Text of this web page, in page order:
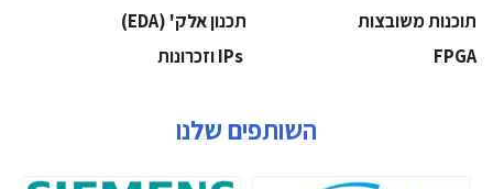
‫תוכנות משובצות‬
‫תכנון אלק' (‪(EDA‬‬
‫‪FPGA‬‬
השותפים שלנו